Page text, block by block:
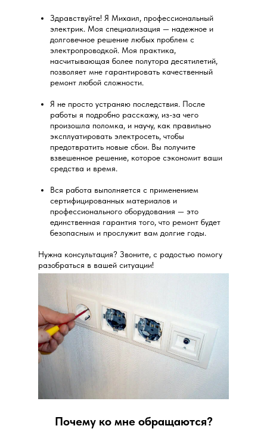
Здравствуйте! Я Михаил, профессиональный
электрик. Моя специализация — надежное и
долговечное решение любых проблем с
электропроводкой. Моя практика,
насчитывающая более полутора десятилетий,
позволяет мне гарантировать качественный
ремонт любой сложности.
Я не просто устраняю последствия. После
работы я подробно расскажу, из-за чего
произошла поломка, и научу, как правильно
эксплуатировать электросеть, чтобы
предотвратить новые сбои. Вы получите
взвешенное решение, которое сэкономит ваши
средства и время.
Вся работа выполняется с применением
сертифицированных материалов и
профессионального оборудования — это
единственная гарантия того, что ремонт будет
безопасным и прослужит вам долгие годы.
Нужна консультация? Звоните, с радостью помогу
разобраться в вашей ситуации!
Почему ко мне обращаются?